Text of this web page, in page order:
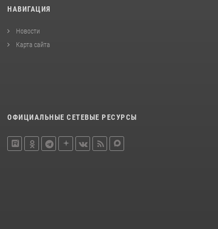
НАВИГАЦИЯ
Новости
Карта сайта
ОФИЦИАЛЬНЫЕ СЕТЕВЫЕ РЕСУРСЫ